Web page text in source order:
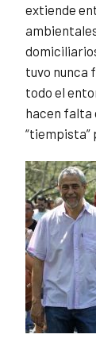
extiende
tuvo nunca
todo el
hacen falta
“tiempista”